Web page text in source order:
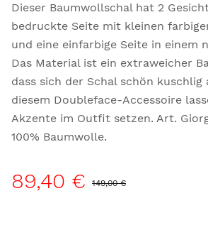
Dieser Baumwollschal hat 2
bedruckte Seite mit kleinen
und eine einfarbige Seite in einem
Das Material ist ein extraweicher
dass sich der Schal schön
diesem Doubleface-Accessoire
Akzente im Outfit setzen. Art.
100% Baumwolle.
89,40 € 149,00 €